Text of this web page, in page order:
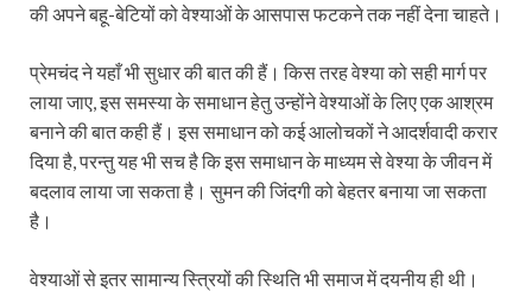
की अपने बहू-बेटियों को वेश्याओं के आसपास फटकने तक नहीं देना चाहते।
प्रेमचंद ने यहाँ भी सुधार की बात की हैं। किस तरह वेश्या को सही मार्ग पर
लाया जाए, इस समस्या के समाधान हेतु उन्होंने वेश्याओं के लिए एक आश्रम
बनाने की बात कही हैं। इस समाधान को कई आलोचकों ने आदर्शवादी करार
दिया है, परन्तु यह भी सच है कि इस समाधान के माध्यम से वेश्या के जीवन में
बदलाव लाया जा सकता है। सुमन की जिंदगी को बेहतर बनाया जा सकता
है।
वेश्याओं से इतर सामान्य स्त्रियों की स्थिति भी समाज में दयनीय ही थी।